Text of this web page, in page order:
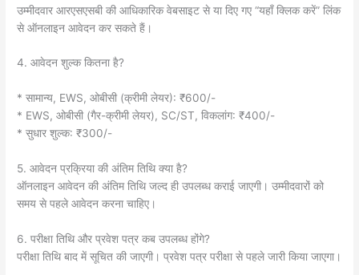
उम्मीदवार आरएसएसबी की आधिकारिक वेबसाइट से या दिए गए “यहाँ क्लिक करें” लिंक
से ऑनलाइन आवेदन कर सकते हैं।
4. आवेदन शुल्क कितना है?
* सामान्य, EWS, ओबीसी (क्रीमी लेयर): ₹600/-
* EWS, ओबीसी (गैर-क्रीमी लेयर), SC/ST, विकलांग: ₹400/-
* सुधार शुल्क: ₹300/-
5. आवेदन प्रक्रिया की अंतिम तिथि क्या है?
ऑनलाइन आवेदन की अंतिम तिथि जल्द ही उपलब्ध कराई जाएगी। उम्मीदवारों को
समय से पहले आवेदन करना चाहिए।
6. परीक्षा तिथि और प्रवेश पत्र कब उपलब्ध होंगे?
परीक्षा तिथि बाद में सूचित की जाएगी। प्रवेश पत्र परीक्षा से पहले जारी किया जाएगा।